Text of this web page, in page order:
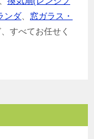
ンダ
窓ガラス・
すべてお任せく